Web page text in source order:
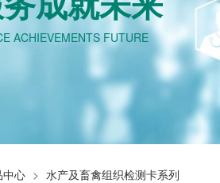
ACHIEVEMENTS FUTURE
中心 水产及畜禽组织检测卡系列